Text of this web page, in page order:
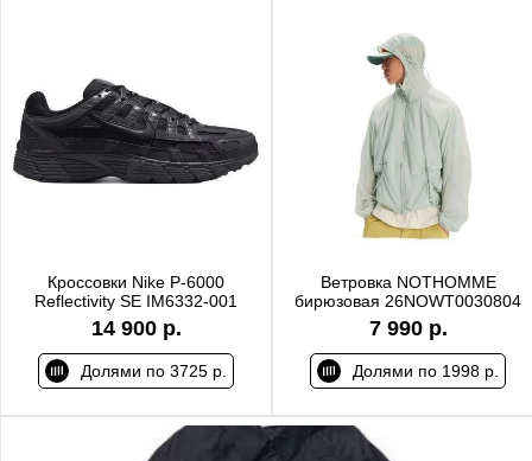
Кроссовки Nike P-6000
Reflectivity SE IM6332-001
14 900 р.
Долями по 3725 р.
Ветровка NOTHOMME
бирюзовая 26NOWT0030804
7 990 р.
Долями по 1998 р.